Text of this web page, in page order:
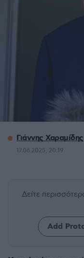
Γιάννης Χαραμίδης
17.06.2025, 20:19
Δείτε
Add